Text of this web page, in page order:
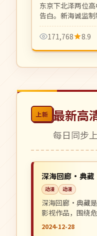
东京下北泽两位
告白。新海诚监
篇集，画面美得
171,768
8.9
上新 最新高
每日同步
韩国
连载中
深海回廊·典藏
动漫 动漫
深海回廊·典藏
影视作品，围绕
展开，整体节奏
2024-12-28